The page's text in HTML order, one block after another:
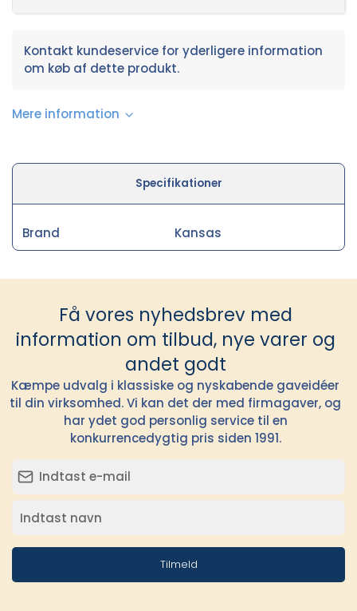
Kontakt kundeservice for yderligere information
om køb af dette produkt.
Mere information
Specifikationer
Brand Kansas
Få vores nyhedsbrev med
information om tilbud, nye varer og
andet godt
Kæmpe udvalg i klassiske og nyskabende gaveidéer
til din virksomhed. Vi kan det der med firmagaver, og
har ydet god personlig service til en
konkurrencedygtig pris siden 1991.
Tilmeld